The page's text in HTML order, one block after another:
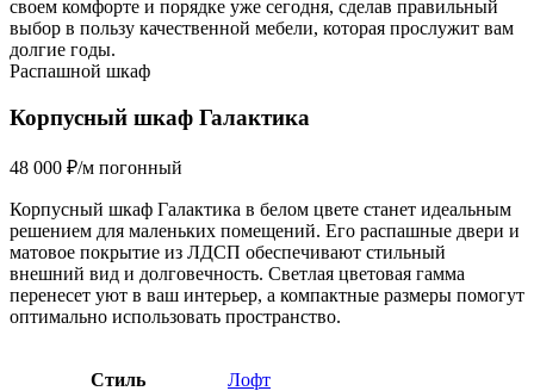
своем комфорте и порядке уже сегодня, сделав правильный
выбор в пользу качественной мебели, которая прослужит вам
долгие годы.
Распашной шкаф
Корпусный шкаф Галактика
48 000 ₽/м погонный
Корпусный шкаф Галактика в белом цвете станет идеальным
решением для маленьких помещений. Его распашные двери и
матовое покрытие из ЛДСП обеспечивают стильный
внешний вид и долговечность. Светлая цветовая гамма
перенесет уют в ваш интерьер, а компактные размеры помогут
оптимально использовать пространство.
Стиль Лофт